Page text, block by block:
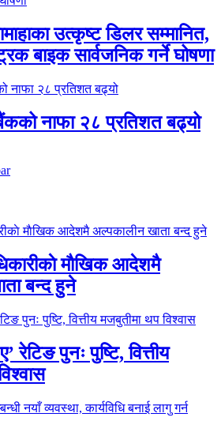
उत्कृष्ट डिलर सम्मानित,
बाइक सार्वजनिक गर्ने घोषणा
नाफा २८ प्रतिशत बढ्यो
माैखिक आदेशमै
बन्द हुने
रेटिङ पुनः पुष्टि, वित्तीय